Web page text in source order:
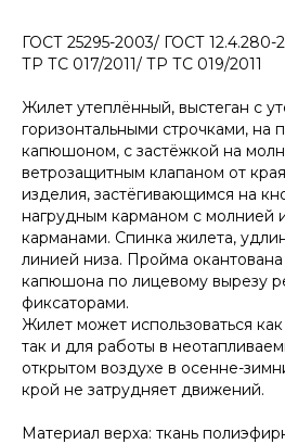
ГОСТ 25295-2003/ ГОСТ 12.4.280-
ТР ТС 017/2011/ ТР ТС 019/2011
Жилет утеплённый, выстеган с
горизонтальными строчками, на
капюшоном, с застёжкой на
ветрозащитным клапаном от
изделия, застёгивающимся на
нагрудным карманом с молнией
карманами. Спинка жилета,
линией низа. Пройма
капюшона по лицевому вырезу
фиксаторами.
Жилет может использоваться
так и для работы в
открытом воздухе в осенне-
крой не затрудняет движений.
Материал верха: ткань